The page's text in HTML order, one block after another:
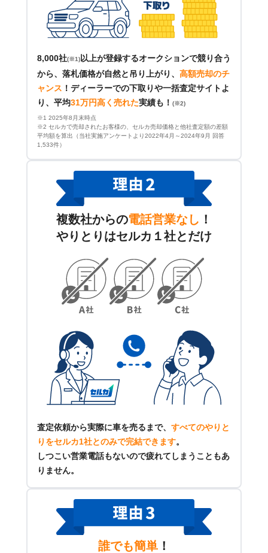
8,000社(※1) 以上が登録するオークションで競り合う
から、落札価格が自然と吊り上がり、 高額売却のチ
ャンス ！ ディーラーでの下取りや一括査定サイトよ
り、平均31万円高く売れた実績も！ (※2)
※1 2025年8月末時点
※2 セルカで売却されたお客様の、セルカ売却価格と他社査定額の差額
平均額を算出（当社実施アンケートより2022年4月～2024年9月 回答
1,533件）
複数社からの電話営業なし ！
やりとりはセルカ１社とだけ
査定依頼から実際に車を売るまで、 すべてのやりと
りをセルカ1社とのみで完結できます。
しつこい営業電話もないので疲れてしまうこともあ
りません。
誰でも簡単 ！